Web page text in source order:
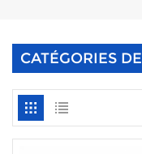
CATÉGORIES